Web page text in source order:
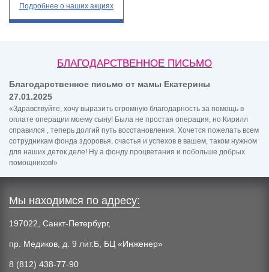
Подробнее о наших акциях
БЛАГОДАРСТВЕННОЕ ПИСЬМО
Благодарственное письмо от мамы Екатерины
27.01.2025
«Здравствуйте, хочу выразить огромную благодарность за помощь в
оплате операции моему сыну! Была не простая операция, но Кирилл
справился , теперь долгий путь восстановления. Хочется пожелать всем
сотрудникам фонда здоровья, счастья и успехов в вашем, таком нужном
для наших деток деле! Ну а фонду процветания и побольше добрых
помощников!»
Мы находимся по адресу:
197022, Санкт-Петербург,
пр. Медиков, д. 9 лит.Б, БЦ «Инженер»
8 (812) 438-77-90